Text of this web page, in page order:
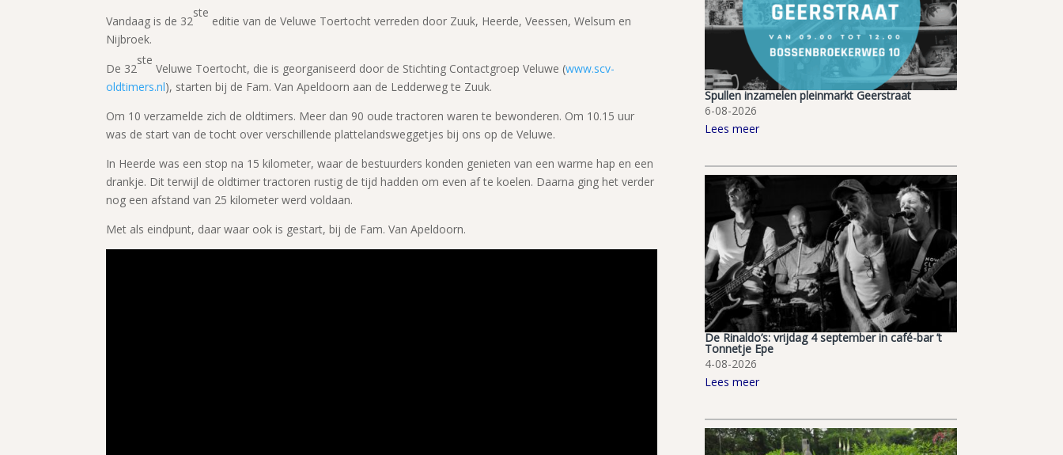
Vandaag is de 32
ste
editie van de Veluwe Toertocht verreden door Zuuk, Heerde, Veessen, Welsum en
Nijbroek.
De 32
ste
Veluwe Toertocht, die is georganiseerd door de Stichting Contactgroep Veluwe (www.scv-
oldtimers.nl), starten bij de Fam. Van Apeldoorn aan de Ledderweg te Zuuk.
Om 10 verzamelde zich de oldtimers. Meer dan 90 oude tractoren waren te bewonderen. Om 10.15 uur
was de start van de tocht over verschillende plattelandsweggetjes bij ons op de Veluwe.
In Heerde was een stop na 15 kilometer, waar de bestuurders konden genieten van een warme hap en een
drankje. Dit terwijl de oldtimer tractoren rustig de tijd hadden om even af te koelen. Daarna ging het verder
nog een afstand van 25 kilometer werd voldaan.
Met als eindpunt, daar waar ook is gestart, bij de Fam. Van Apeldoorn.
Spullen inzamelen pleinmarkt Geerstraat
6-08-2026
Lees meer
De Rinaldo’s: vrijdag 4 september in café-bar ’t
Tonnetje Epe
4-08-2026
Lees meer